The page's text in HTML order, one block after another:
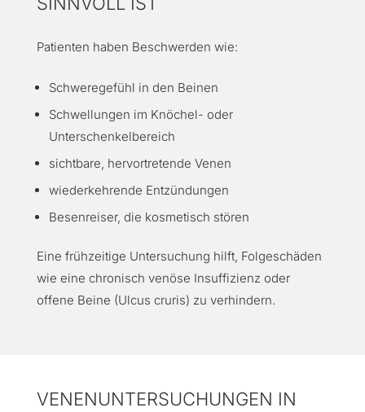
Patienten haben Beschwerden wie:
Schweregefühl in den Beinen
Schwellungen im Knöchel- oder
Unterschenkelbereich
sichtbare, hervortretende Venen
wiederkehrende Entzündungen
Besenreiser, die kosmetisch stören
Eine frühzeitige Untersuchung hilft, Folgeschäden
wie eine chronisch venöse Insuffizienz oder
offene Beine (Ulcus cruris) zu verhindern.
VENENUNTERSUCHUNGEN IN